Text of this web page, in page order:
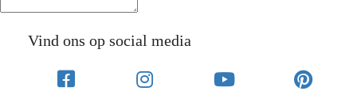
Vind ons op social media